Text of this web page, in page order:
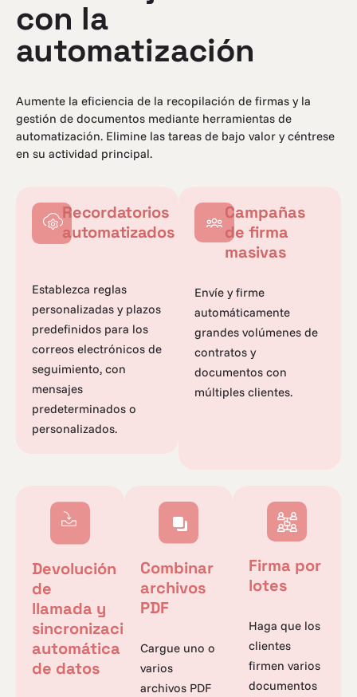
con la
automatización
Aumente la eficiencia de la recopilación de firmas y la
gestión de documentos mediante herramientas de
automatización. Elimine las tareas de bajo valor y céntrese
en su actividad principal.
Recordatorios
automatizados
Establezca reglas
personalizadas y plazos
predefinidos para los
correos electrónicos de
seguimiento, con
mensajes
predeterminados o
personalizados.
Campañas
de firma
masivas
Envíe y firme
automáticamente
grandes volúmenes de
contratos y
documentos con
múltiples clientes.
Devolución
de
llamada y
sincronización
automática
de datos
Combinar
archivos
PDF
Cargue uno o
varios
archivos PDF
Firma por
lotes
Haga que los
clientes
firmen varios
documentos